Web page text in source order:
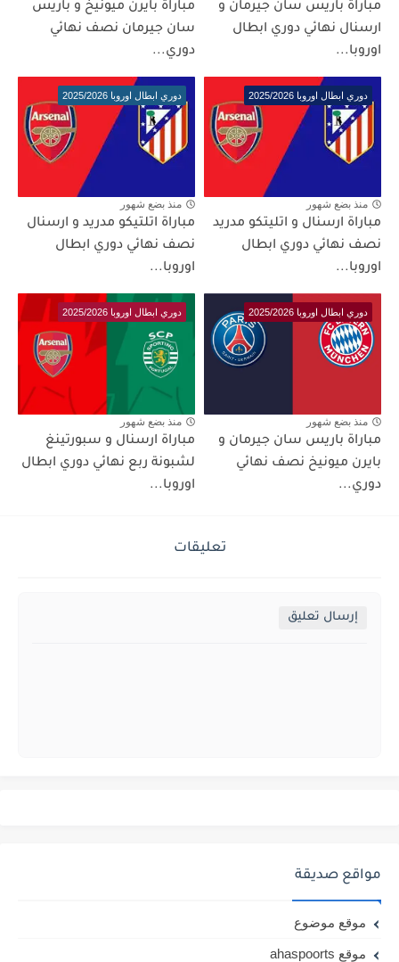
مباراة باريس سان جيرمان و
ارسنال نهائي دوري ابطال
اوروبا...
مباراة بايرن ميونيخ و باريس
سان جيرمان نصف نهائي
دوري...
دوري ابطال اوروبا 2025/2026
منذ بضع شهور
مباراة ارسنال و اتليتكو مدريد
نصف نهائي دوري ابطال
اوروبا...
دوري ابطال اوروبا 2025/2026
منذ بضع شهور
مباراة اتلتيكو مدريد و ارسنال
نصف نهائي دوري ابطال
اوروبا...
دوري ابطال اوروبا 2025/2026
منذ بضع شهور
مباراة باريس سان جيرمان و
بايرن ميونيخ نصف نهائي
دوري...
دوري ابطال اوروبا 2025/2026
منذ بضع شهور
مباراة ارسنال و سبورتينغ
لشبونة ربع نهائي دوري ابطال
اوروبا...
تعليقات
إرسال تعليق
مواقع صديقة
موقع موضوع
موقع ahaspoorts